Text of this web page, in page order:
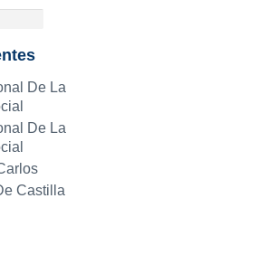
De La
De La
Castilla